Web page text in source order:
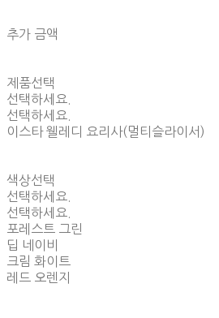
추가 금액
제품선택
선택하세요.
선택하세요.
이스타 웰레디 요리사(멀티슬라이서)
색상선택
선택하세요.
선택하세요.
포레스트 그린
딥 네이비
크림 화이트
레드 오렌지